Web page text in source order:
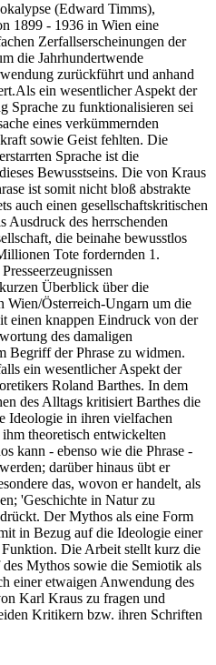
(Edward Timms),
1899 - 1936 in Wien eine
Zerfallserscheinungen der
die Jahrhundertwende
zurückführt und anhand
ein wesentlicher Aspekt der
Sprache zu funktionalisieren sei
eines verkümmernden
sowie Geist fehlten. Die
Sprache ist die
Bewusstseins. Die von Kraus
ist somit nicht bloß abstrakte
auch einen gesellschaftskritischen
Ausdruck des herrschenden
die beinahe bewusstlos
Tote fordernden 1.
Überblick über die
Wien/Österreich-Ungarn um die
einen knappen Eindruck von der
des damaligen
Begriff der Phrase zu widmen.
ein wesentlicher Aspekt der
Roland Barthes. In dem
des Alltags kritisiert Barthes die
Ideologie in ihren vielfachen
theoretisch entwickelten
kann - ebenso wie die Phrase -
darüber hinaus übt er
das, wovon er handelt, als
'Geschichte in Natur zu
Der Mythos als eine Form
in Bezug auf die Ideologie einer
Die Arbeit stellt kurz die
Mythos sowie die Semiotik als
einer etwaigen Anwendung des
Karl Kraus zu fragen und
Kritikern bzw. ihren Schriften